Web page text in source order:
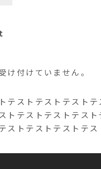
け付けていません。
テストテストテストテ
トテストテストテス
ストテストテストテス